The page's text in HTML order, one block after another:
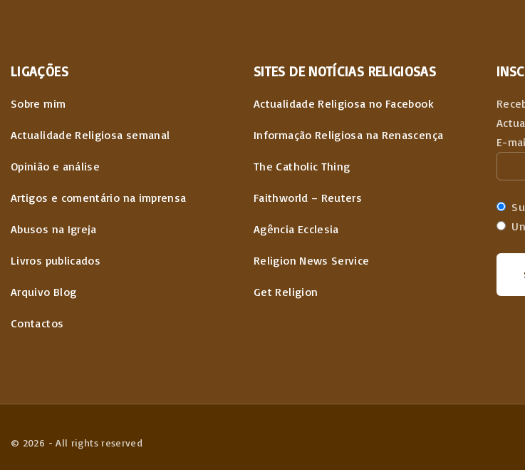
LIGAÇÕES
Sobre mim
Actualidade Religiosa semanal
Opinião e análise
Artigos e comentário na imprensa
Abusos na Igreja
Livros publicados
Arquivo Blog
Contactos
SITES DE NOTÍCIAS RELIGIOSAS
Actualidade Religiosa no Facebook
Informação Religiosa na Renascença
The Catholic Thing
Faithworld – Reuters
Agência Ecclesia
Religion News Service
Get Religion
E-
© 2026 - All rights reserved